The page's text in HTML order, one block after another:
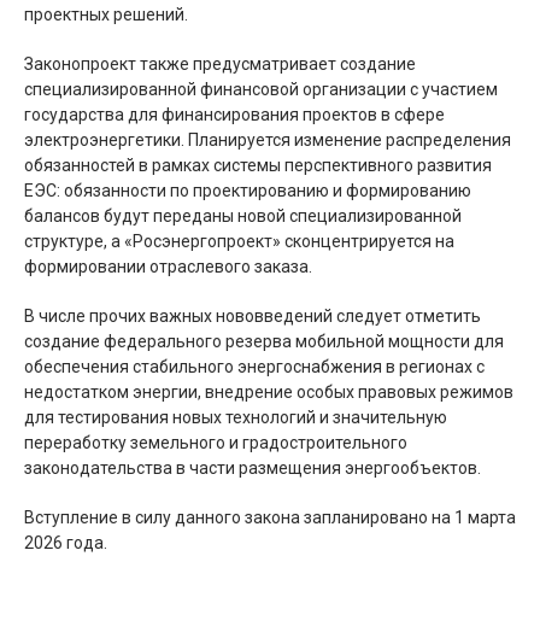
проектных решений.
Законопроект также предусматривает создание
специализированной финансовой организации с участием
государства для финансирования проектов в сфере
электроэнергетики. Планируется изменение распределения
обязанностей в рамках системы перспективного развития
ЕЭС: обязанности по проектированию и формированию
балансов будут переданы новой специализированной
структуре, а «Росэнергопроект» сконцентрируется на
формировании отраслевого заказа.
В числе прочих важных нововведений следует отметить
создание федерального резерва мобильной мощности для
обеспечения стабильного энергоснабжения в регионах с
недостатком энергии, внедрение особых правовых режимов
для тестирования новых технологий и значительную
переработку земельного и градостроительного
законодательства в части размещения энергообъектов.
Вступление в силу данного закона запланировано на 1 марта
2026 года.